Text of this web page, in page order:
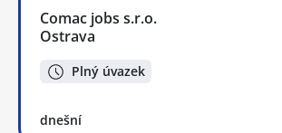
Comac jobs s.r.o.
Ostrava
Plný úvazek
dnešní